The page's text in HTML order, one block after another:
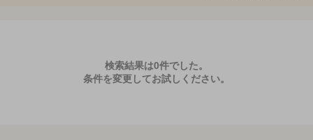
検索結果は0件でした。
条件を変更してお試しください。